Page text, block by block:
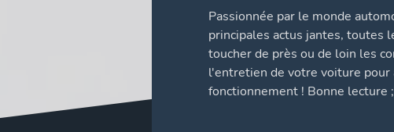
Passionnée par le monde
principales actus jantes, toutes
toucher de près ou de loin les
l'entretien de votre voiture pour
fonctionnement ! Bonne lecture